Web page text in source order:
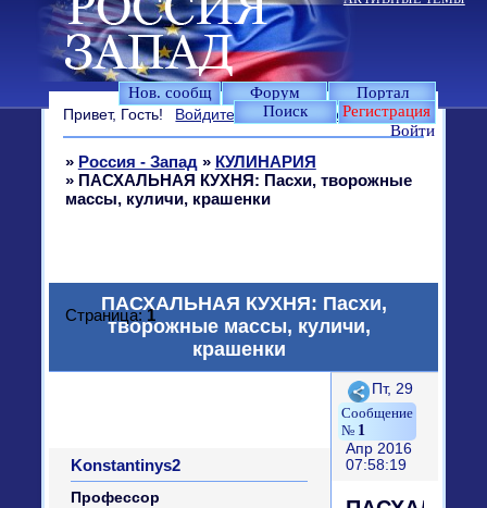
Нов. сообщ Форум
Портал
Поиск
Регистрация
Войти
Привет, Гость! Войдите илизарегистрируйтесь.
» Россия - Запад » КУЛИНАРИЯ
» ПАСХАЛЬНАЯ КУХНЯ: Пасхи, творожные
массы, куличи, крашенки
ПАСХАЛЬНАЯ КУХНЯ: Пасхи,
творожные массы, куличи,
крашенки
Страница:1
Поделиться
1
Пт, 29
Апр 2016
07:58:19
Konstantinys2
Профессор